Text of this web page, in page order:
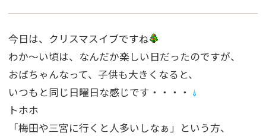
今日は、クリスマスイブですね
わか〜い頃は、なんだか楽しい日だったのですが、
おばちゃんなって、子供も大きくなると、
いつもと同じ日曜日な感じです・・・・
トホホ
「梅田や三宮に行くと人多いしなぁ」という方、